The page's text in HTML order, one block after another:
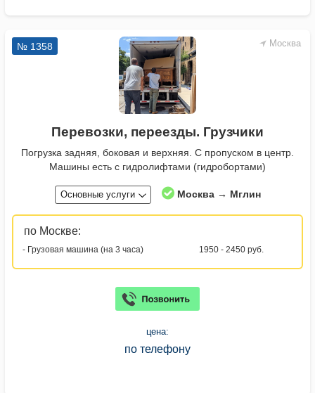
Москва
№ 1358
Перевозки, переезды. Грузчики
Погрузка задняя, боковая и верхняя. С пропуском в центр.
Машины есть с гидролифтами (гидробортами)
Основные услуги Москва → Мглин
по Москве:
- Грузовая машина (на 3 часа) 1950 - 2450 руб.
цена:
по телефону